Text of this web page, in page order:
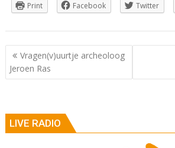
Print Facebook Twitter
Berichtnavigatie
Vragen(v)uurtje archeoloog
Jeroen Ras
LIVE RADIO